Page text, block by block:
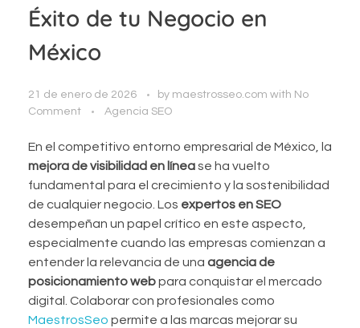
Éxito de tu Negocio en
México
21 de enero de 2026 by maestrosseo.com with No
Comment
Agencia SEO
En el competitivo entorno empresarial de México, la
mejora de visibilidad en línease ha vuelto
fundamental para el crecimiento y la sostenibilidad
de cualquier negocio. Los expertos en SEO
desempeñan un papel crítico en este aspecto,
especialmente cuando las empresas comienzan a
entender la relevancia de una agencia de
posicionamiento webpara conquistar el mercado
digital. Colaborar con profesionales como
MaestrosSeo permite a las marcas mejorar su